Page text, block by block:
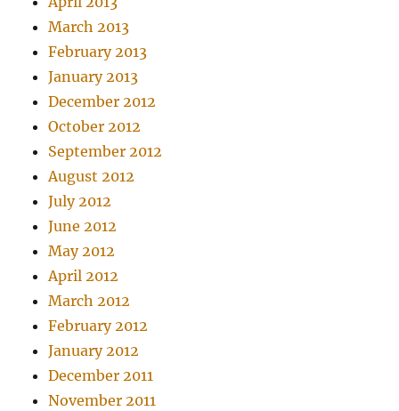
March 2013
February 2013
January 2013
December 2012
October 2012
September 2012
August 2012
July 2012
June 2012
May 2012
April 2012
March 2012
February 2012
January 2012
December 2011
November 2011